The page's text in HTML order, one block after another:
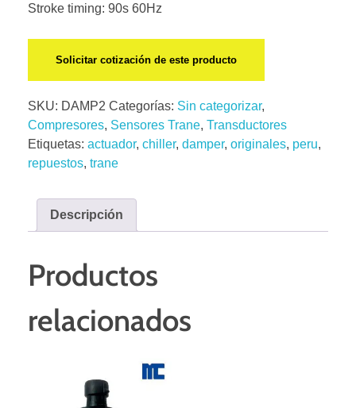
Stroke timing: 90s 60Hz
Solicitar cotización de este producto
SKU: DAMP2 Categorías: Sin categorizar,
Compresores, Sensores Trane, Transductores
Etiquetas: actuador, chiller, damper, originales, peru,
repuestos, trane
Descripción
Productos
relacionados